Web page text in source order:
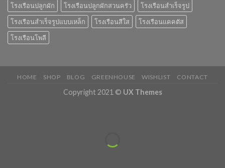
โรงเรือนปลูกผัก
โรงเรือนปลูกผักสวนครัว
โรงเรือนสำเร็จรูป
โรงเรือนสำเร็จรูปแบบเหล็ก
โรงเรือนสีใส
โรงเรือนแคคตัส
โรงเรือนโพลี
HOME SHOP BLOG GREENHOUSE WISHLIST CONTACT
Copyright 2021 © UX Themes